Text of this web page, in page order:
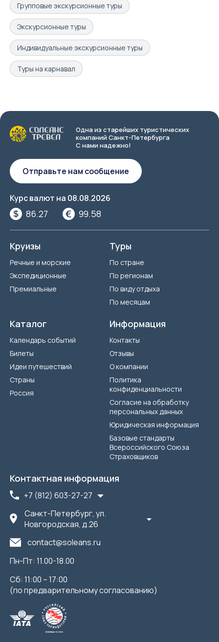
Групповые экскурсионные туры
Экскурсионные туры
Индивидуальные экскурсионные туры
Туры на карнавал
Одна из старейших туристических
компаний Санкт-Петербурга
С нами надежно!
Курс валют на 08.08.2026
86.27 99.58
Отправьте нам сообщение
Круизы
Речные и морские
Экспедиционные
Премиальные
Туры
По стране
По регионам
По виду отдыха
По месяцам
Каталог
Календарь событий
Билеты
Идеи путешествий
Страны
Россия
Информация
Контакты
Отзывы
О компании
Политика
конфиденциальности
Согласие на обработку
персональных данных
Юридическая информация
Базовые стандарты
Всероссийского Союза
Страховщиков
Контактная информация
+7 (812) 603-27-27
Санкт-Петербург, ул.
Новгородская, д.26
contact@soleans.ru
Пн-Пт: 11.00-18.00
Сб: 11:00 – 17:00
(по предварительному согласованию)